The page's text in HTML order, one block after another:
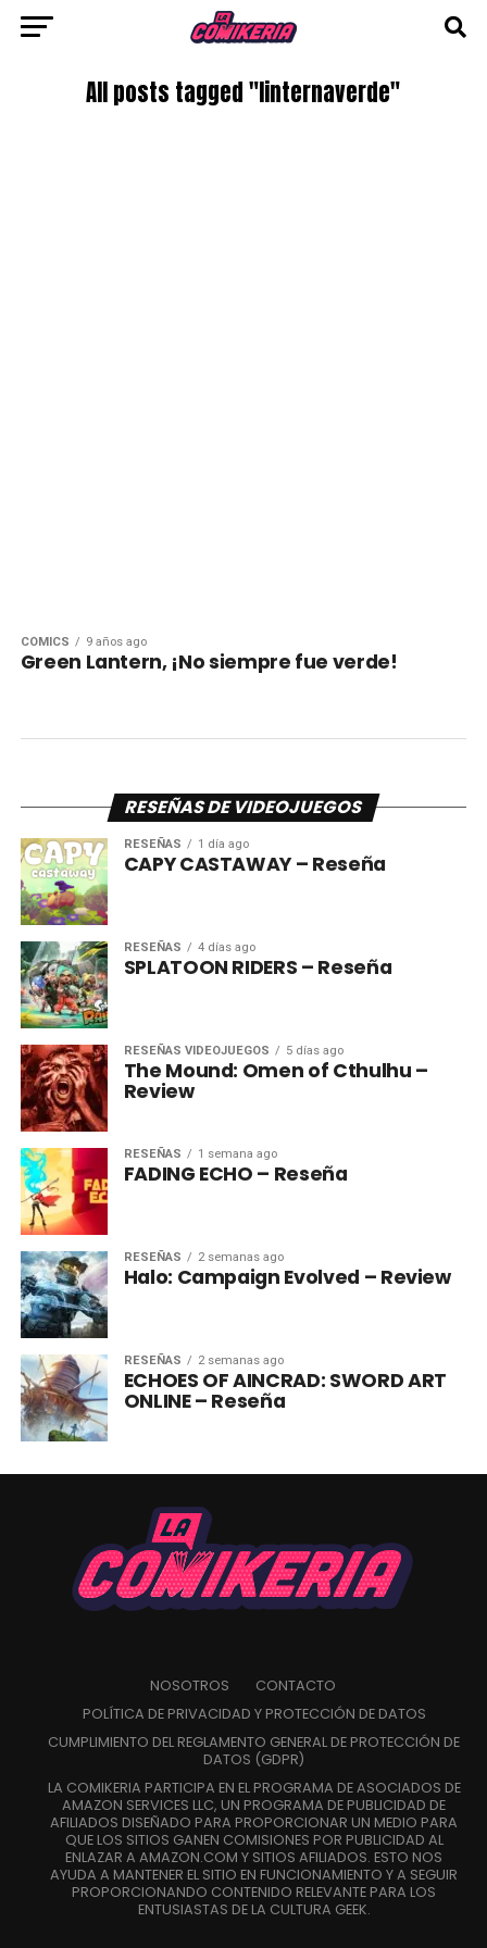
All posts tagged "linternaverde"
CÓMICS 9 años ago
Green Lantern, ¡No siempre fue verde!
RESEÑAS DE VIDEOJUEGOS
RESEÑAS 1 día ago
CAPY CASTAWAY – Reseña
RESEÑAS 4 días ago
SPLATOON RIDERS – Reseña
RESEÑAS VIDEOJUEGOS 5 días ago
The Mound: Omen of Cthulhu –
Review
RESEÑAS 1 semana ago
FADING ECHO – Reseña
RESEÑAS 2 semanas ago
Halo: Campaign Evolved – Review
RESEÑAS 2 semanas ago
ECHOES OF AINCRAD: SWORD ART
ONLINE – Reseña
NOSOTROS
CONTACTO
POLÍTICA DE PRIVACIDAD Y PROTECCIÓN DE DATOS
CUMPLIMIENTO DEL REGLAMENTO GENERAL DE PROTECCIÓN DE
DATOS (GDPR)
LA COMIKERIA PARTICIPA EN EL PROGRAMA DE ASOCIADOS DE
AMAZON SERVICES LLC, UN PROGRAMA DE PUBLICIDAD DE
AFILIADOS DISEÑADO PARA PROPORCIONAR UN MEDIO PARA
QUE LOS SITIOS GANEN COMISIONES POR PUBLICIDAD AL
ENLAZAR A AMAZON.COM Y SITIOS AFILIADOS. ESTO NOS
AYUDA A MANTENER EL SITIO EN FUNCIONAMIENTO Y A SEGUIR
PROPORCIONANDO CONTENIDO RELEVANTE PARA LOS
ENTUSIASTAS DE LA CULTURA GEEK.